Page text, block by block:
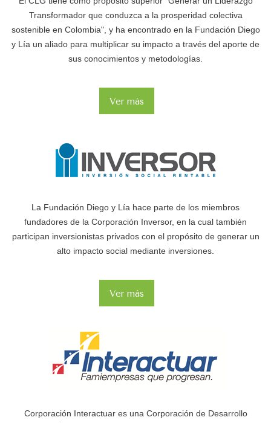
Transformador que conduzca a la prosperidad colectiva
sostenible en Colombia", y ha encontrado en la Fundación Diego
y Lía un aliado para multiplicar su impacto a través del aporte de
sus conocimientos y metodologías.
Ver más
La Fundación Diego y Lía hace parte de los miembros
fundadores de la Corporación Inversor, en la cual también
participan inversionistas privados con el propósito de generar un
alto impacto social mediante inversiones.
Ver más
Corporación Interactuar es una Corporación de Desarrollo